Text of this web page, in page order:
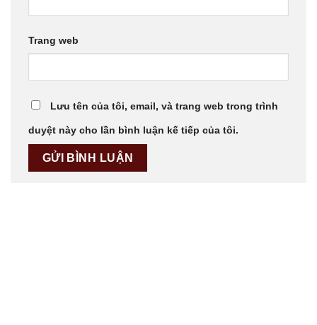
Trang web
Lưu tên của tôi, email, và trang web trong trình
duyệt này cho lần bình luận kế tiếp của tôi.